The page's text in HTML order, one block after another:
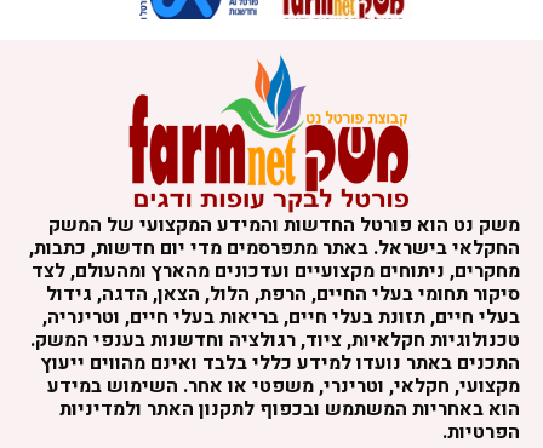
משק נט הוא פורטל החדשות והמידע המקצועי של המשק
החקלאי בישראל. באתר מתפרסמים מדי יום חדשות, כתבות,
מחקרים, ניתוחים מקצועיים ועדכונים מהארץ ומהעולם, לצד
סיקור תחומי בעלי החיים, הרפת, הלול, הצאן, הדגה, גידול
בעלי חיים, תזונת בעלי חיים, בריאות בעלי חיים, וטרינריה,
טכנולוגיות חקלאיות, ציוד, רגולציה וחדשנות בענפי המשק.
התכנים באתר נועדו למידע כללי בלבד ואינם מהווים ייעוץ
מקצועי, חקלאי, וטרינרי, משפטי או אחר. השימוש במידע
הוא באחריות המשתמש ובכפוף לתקנון האתר ולמדיניות
הפרטיות.